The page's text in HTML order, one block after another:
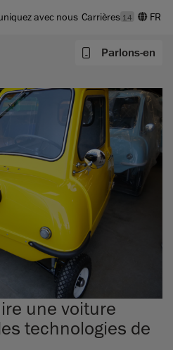
avec nous Carrières 14
Parlons-en
une voiture
technologies de